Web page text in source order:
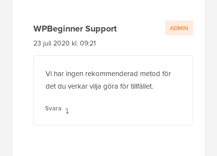
WPBeginner Support
23 juli 2020 kl. 09:21
Vi har ingen rekommenderad metod för
det du verkar vilja göra för tillfället.
Svara
ADMIN